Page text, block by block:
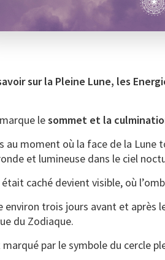
sur la Pleine Lune, les
lesommet et la
au moment où la face de la
et lumineuse dans le ciel
caché devient visible, où
environ trois jours avant et
du Zodiaque.
par le symbole du cercle